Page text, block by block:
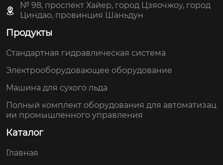
№ 98, проспект Хайер, город Цзяочжоу, город
Циндао, провинция Шаньдун
Продукты
Стандартная гидравлическая система
Электрооборудовающее оборудование
Машина для сухого льда
Полный комплект оборудования для автоматизац
ии промышленного управления
Каталог
Главная